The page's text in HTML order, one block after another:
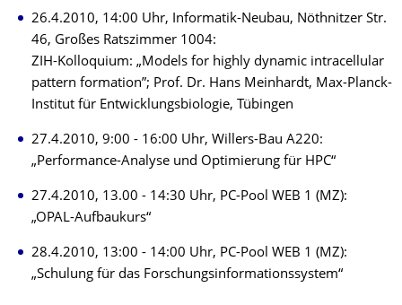
26.4.2010, 14:00 Uhr, Informatik-Neubau, Nöthnitzer Str.
46, Großes Ratszimmer 1004:
ZIH-Kolloquium: „Models for highly dynamic intracellular
pattern formation”; Prof. Dr. Hans Meinhardt, Max-Planck-
Institut für Entwicklungsbiologie, Tübingen
27.4.2010, 9:00 - 16:00 Uhr, Willers-Bau A220:
„Performance-Analyse und Optimierung für HPC“
27.4.2010, 13.00 - 14:30 Uhr, PC-Pool WEB 1 (MZ):
„OPAL-Aufbaukurs“
28.4.2010, 13:00 - 14:00 Uhr, PC-Pool WEB 1 (MZ):
„Schulung für das Forschungsinformationssystem“